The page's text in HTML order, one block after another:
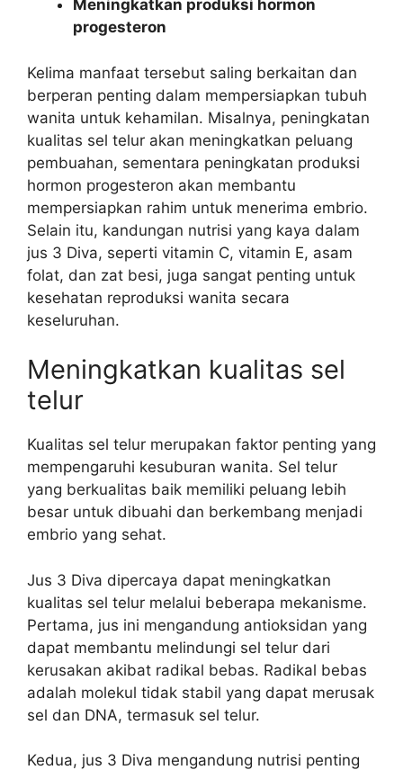
Meningkatkan produksi hormon
progesteron
Kelima manfaat tersebut saling berkaitan dan
berperan penting dalam mempersiapkan tubuh
wanita untuk kehamilan. Misalnya, peningkatan
kualitas sel telur akan meningkatkan peluang
pembuahan, sementara peningkatan produksi
hormon progesteron akan membantu
mempersiapkan rahim untuk menerima embrio.
Selain itu, kandungan nutrisi yang kaya dalam
jus 3 Diva, seperti vitamin C, vitamin E, asam
folat, dan zat besi, juga sangat penting untuk
kesehatan reproduksi wanita secara
keseluruhan.
Meningkatkan kualitas sel
telur
Kualitas sel telur merupakan faktor penting yang
mempengaruhi kesuburan wanita. Sel telur
yang berkualitas baik memiliki peluang lebih
besar untuk dibuahi dan berkembang menjadi
embrio yang sehat.
Jus 3 Diva dipercaya dapat meningkatkan
kualitas sel telur melalui beberapa mekanisme.
Pertama, jus ini mengandung antioksidan yang
dapat membantu melindungi sel telur dari
kerusakan akibat radikal bebas. Radikal bebas
adalah molekul tidak stabil yang dapat merusak
sel dan DNA, termasuk sel telur.
Kedua, jus 3 Diva mengandung nutrisi penting